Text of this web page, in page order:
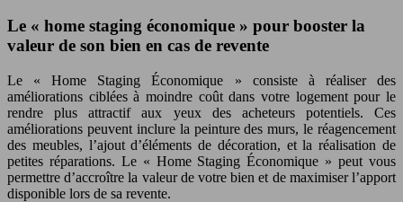
Le « home staging économique » pour booster la
valeur de son bien en cas de revente
Le « Home Staging Économique » consiste à réaliser des
améliorations ciblées à moindre coût dans votre logement pour le
rendre plus attractif aux yeux des acheteurs potentiels. Ces
améliorations peuvent inclure la peinture des murs, le réagencement
des meubles, l’ajout d’éléments de décoration, et la réalisation de
petites réparations. Le « Home Staging Économique » peut vous
permettre d’accroître la valeur de votre bien et de maximiser l’apport
disponible lors de sa revente.